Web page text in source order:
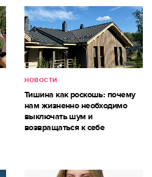
НОВОСТИ
Тишина как роскошь: почему
нам жизненно необходимо
выключать шум и
возвращаться к себе